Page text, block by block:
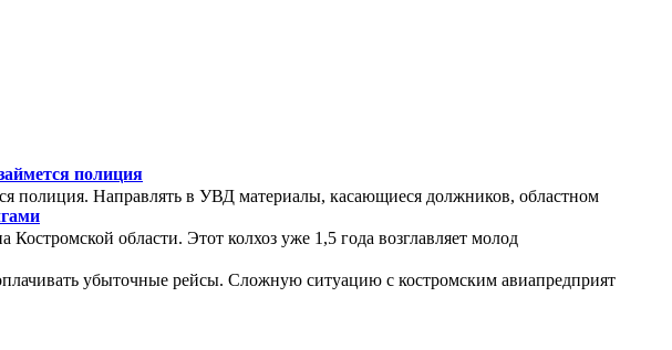
полиция
полиция. Направлять в УВД материалы, касающиеся должников, областном
области. Этот колхоз уже 1,5 года возглавляет молод
убыточные рейсы. Сложную ситуацию с костромским авиапредприят